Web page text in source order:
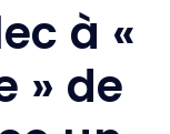
à «
» de